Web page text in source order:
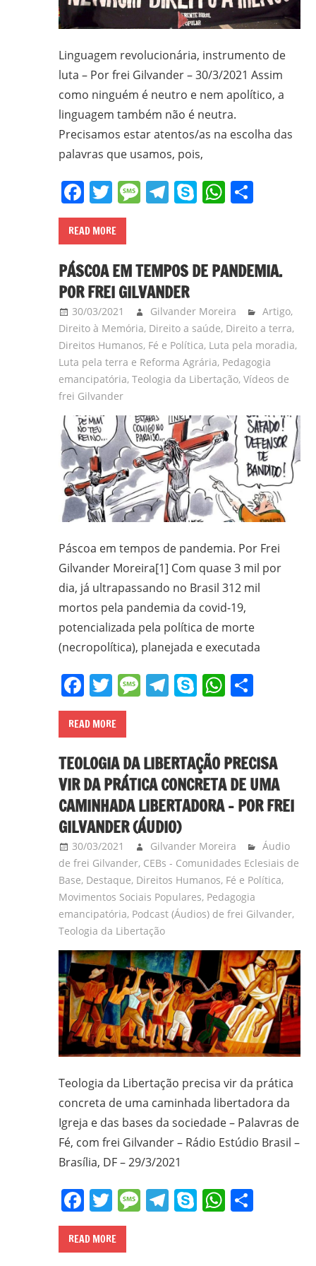
Movimentos
Populares
gilvanderufmg@gmail.com
www.gilvander.org.br
www.twitter.com/gilvanderluis
facebook:
Gilvander
Moreira
Linguagem revolucionária, instrumento de
luta – Por frei Gilvander – 30/3/2021 Assim
como ninguém é neutro e nem apolítico, a
linguagem também não é neutra.
Precisamos estar atentos/as na escolha das
palavras que usamos, pois,
Facebook
Twitter
Message
Telegram
SkypeShare
READ MORE
PÁSCOA EM TEMPOS DE PANDEMIA.
POR FREI GILVANDER
30/03/2021 Gilvander Moreira Artigo,
Direito à Memória, Direito a saúde, Direito a terra,
Direitos Humanos, Fé e Política, Luta pela moradia,
Luta pela terra e Reforma Agrária, Pedagogia
emancipatória, Teologia da Libertação, Vídeos de
frei Gilvander
Páscoa em tempos de pandemia. Por Frei
Gilvander Moreira[1] Com quase 3 mil por
dia, já ultrapassando no Brasil 312 mil
mortos pela pandemia da covid-19,
potencializada pela política de morte
(necropolítica), planejada e executada
Facebook
Twitter
Message
Telegram
SkypeShare
READ MORE
TEOLOGIA DA LIBERTAÇÃO PRECISA
VIR DA PRÁTICA CONCRETA DE UMA
CAMINHADA LIBERTADORA – POR FREI
GILVANDER (ÁUDIO)
30/03/2021 Gilvander Moreira
Áudio
de frei Gilvander, CEBs - Comunidades Eclesiais de
Base, Destaque, Direitos Humanos, Fé e Política,
Movimentos Sociais Populares, Pedagogia
emancipatória, Podcast (Áudios) de frei Gilvander,
Teologia da Libertação
Teologia da Libertação precisa vir da prática
concreta de uma caminhada libertadora da
Igreja e das bases da sociedade – Palavras de
Fé, com frei Gilvander – Rádio Estúdio Brasil –
Brasília, DF – 29/3/2021
Facebook
Twitter
Message
Telegram
SkypeShare
READ MORE